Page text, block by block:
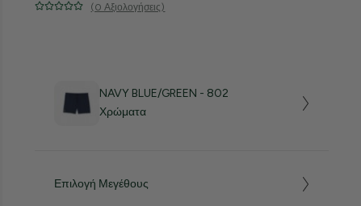
(0 Αξιολογήσεις)
NAVY BLUE/GREEN - 802
Χρώματα
Επιλογή Μεγέθους